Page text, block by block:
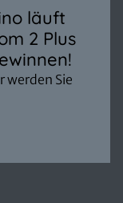
läuft
2 Plus
werden Sie